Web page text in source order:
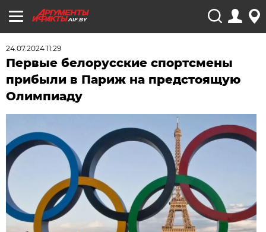
AIF.BY
24.07.2024 11:29
Первые белорусские спортсмены
прибыли в Париж на предстоящую
Олимпиаду